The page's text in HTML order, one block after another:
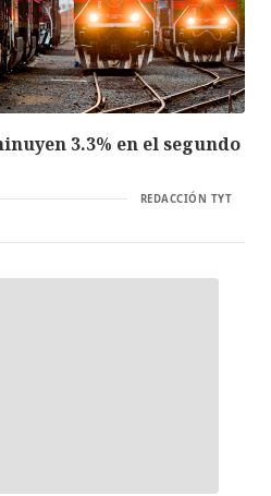
3.3% en el segundo
REDACCIÓN TYT